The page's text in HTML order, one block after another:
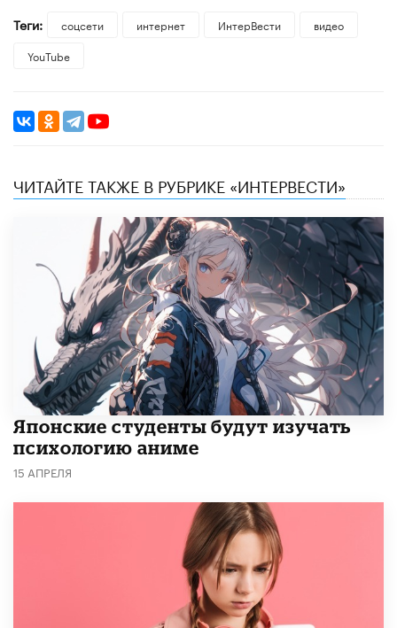
Теги:
соцсети интернет ИнтерВести
видео
YouTube
ЧИТАЙТЕ ТАКЖЕ В РУБРИКЕ «ИНТЕРВЕСТИ»
Японские студенты будут изучать
психологию аниме
15 АПРЕЛЯ